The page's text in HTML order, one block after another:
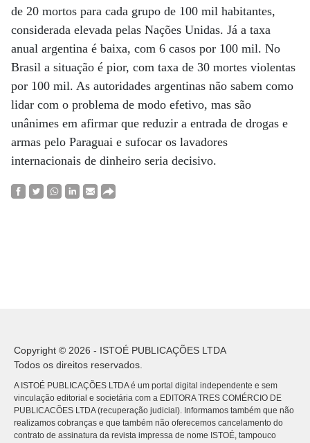
de 20 mortos para cada grupo de 100 mil habitantes,
considerada elevada pelas Nações Unidas. Já a taxa
anual argentina é baixa, com 6 casos por 100 mil. No
Brasil a situação é pior, com taxa de 30 mortes violentas
por 100 mil. As autoridades argentinas não sabem como
lidar com o problema de modo efetivo, mas são
unânimes em afirmar que reduzir a entrada de drogas e
armas pelo Paraguai e sufocar os lavadores
internacionais de dinheiro seria decisivo.
Copyright © 2026 - ISTOÉ PUBLICAÇÕES LTDA
Todos os direitos reservados.
A ISTOÉ PUBLICAÇÕES LTDA é um portal digital independente e sem
vinculação editorial e societária com a EDITORA TRES COMÉRCIO DE
PUBLICACÕES LTDA (recuperação judicial). Informamos também que não
realizamos cobranças e que também não oferecemos cancelamento do
contrato de assinatura da revista impressa de nome ISTOÉ, tampouco